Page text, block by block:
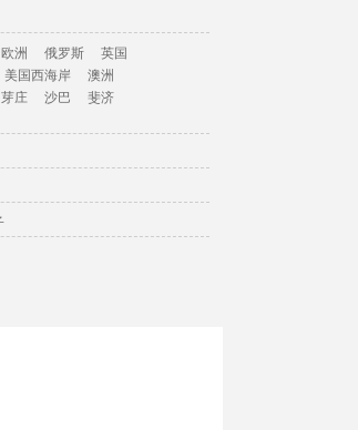
欧洲 俄罗斯
英国
美国西海岸
澳洲
芽庄 沙巴
斐济